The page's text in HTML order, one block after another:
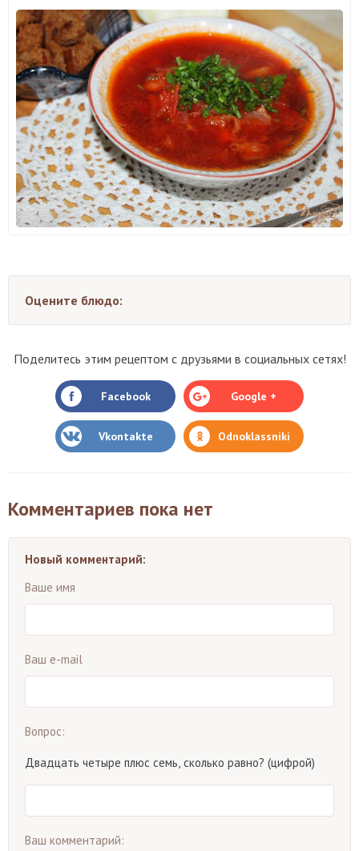
Оцените блюдо:
Поделитесь этим рецептом с друзьями в социальных сетях!
Facebook Google +
Vkontakte Odnoklassniki
Комментариев пока нет
Новый комментарий:
Ваше имя
Ваш e-mail
Вопрос:
Двадцать четыре плюс семь, сколько равно? (цифрой)
Ваш комментарий: